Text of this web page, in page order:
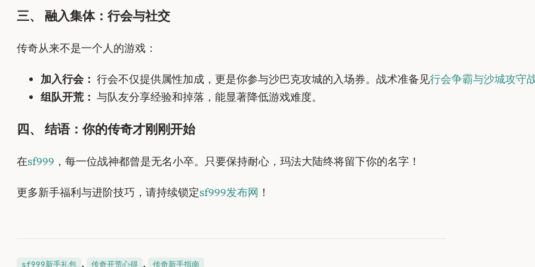
三、 融入集体：行会与社交
传奇从来不是一个人的游戏：
加入行会： 行会不仅提供属性加成，更是你参与沙巴克攻城的入场券。战术准备见行会争霸与沙城攻守
组队开荒： 与队友分享经验和掉落，能显著降低游戏难度。
四、 结语：你的传奇才刚刚开始
在sf999 ，每一位战神都曾是无名小卒。只要保持耐心，玛法大陆终将留下你的名字！
更多新手福利与进阶技巧，请持续锁定sf999发布网 ！
sf999新手礼包 , 传奇开荒心得 , 传奇新手指南